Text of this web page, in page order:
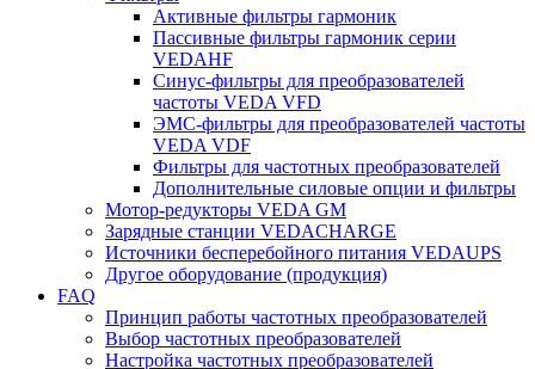
Активные фильтры гармоник
Пассивные фильтры гармоник серии
VEDAHF
Синус-фильтры для преобразователей
частоты VEDA VFD
ЭМС-фильтры для преобразователей частоты
VEDA VDF
Фильтры для частотных преобразователей
Дополнительные силовые опции и фильтры
Мотор-редукторы VEDA GM
Зарядные станции VEDACHARGE
Источники бесперебойного питания VEDAUPS
Другое оборудование (продукция)
FAQ
Принцип работы частотных преобразователей
Выбор частотных преобразователей
Настройка частотных преобразователей